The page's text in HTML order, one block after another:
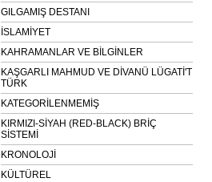
GILGAMIŞ DESTANI
İSLAMİYET
KAHRAMANLAR VE BİLGİNLER
KAŞGARLI MAHMUD VE DİVANÜ LÜGATİ'T
TÜRK
KATEGORİLENMEMİŞ
KIRMIZI-SİYAH (RED-BLACK) BRİÇ
SİSTEMİ
KRONOLOJİ
KÜLTÜREL